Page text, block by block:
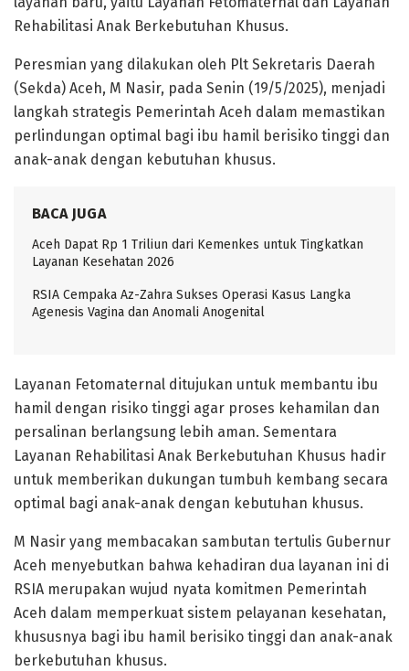
Rehabilitasi Anak Berkebutuhan Khusus.
Peresmian yang dilakukan oleh Plt Sekretaris Daerah
(Sekda) Aceh, M Nasir, pada Senin (19/5/2025), menjadi
langkah strategis Pemerintah Aceh dalam memastikan
perlindungan optimal bagi ibu hamil berisiko tinggi dan
anak-anak dengan kebutuhan khusus.
BACA JUGA
Aceh Dapat Rp 1 Triliun dari Kemenkes untuk Tingkatkan
Layanan Kesehatan 2026
RSIA Cempaka Az-Zahra Sukses Operasi Kasus Langka
Agenesis Vagina dan Anomali Anogenital
Layanan Fetomaternal ditujukan untuk membantu ibu
hamil dengan risiko tinggi agar proses kehamilan dan
persalinan berlangsung lebih aman. Sementara
Layanan Rehabilitasi Anak Berkebutuhan Khusus hadir
untuk memberikan dukungan tumbuh kembang secara
optimal bagi anak-anak dengan kebutuhan khusus.
M Nasir yang membacakan sambutan tertulis Gubernur
Aceh menyebutkan bahwa kehadiran dua layanan ini di
RSIA merupakan wujud nyata komitmen Pemerintah
Aceh dalam memperkuat sistem pelayanan kesehatan,
khususnya bagi ibu hamil berisiko tinggi dan anak-anak
berkebutuhan khusus.